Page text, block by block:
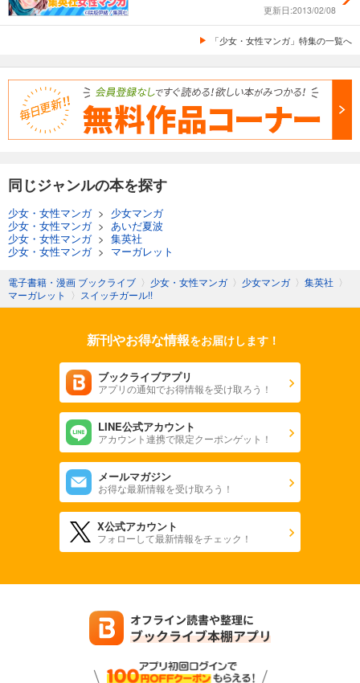
更新日:2013/02/08
「少女・女性マンガ」特集の一覧へ
同じジャンルの本を探す
少女・女性マンガ> 少女マンガ
少女・女性マンガ> あいだ夏波
少女・女性マンガ> 集英社
少女・女性マンガ> マーガレット
電子書籍・漫画 ブックライブ 〉 少女・女性マンガ 〉 少女マンガ 〉 集英社 〉
マーガレット
〉 スイッチガール!!
新刊やお得な情報をお届けします！
ブックライブアプリ
アプリの通知でお得情報を受け取ろう！
LINE公式アカウント
アカウント連携で限定クーポンゲット！
メールマガジン
お得な最新情報を受け取ろう！
X公式アカウント
フォローして最新情報をチェック！